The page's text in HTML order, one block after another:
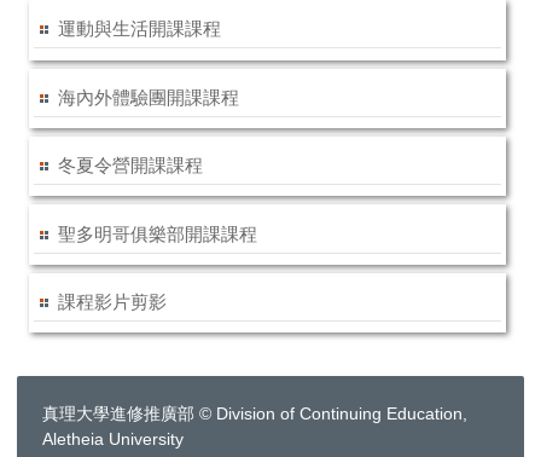
運動與生活開課課程
海內外體驗團開課課程
冬夏令營開課課程
聖多明哥俱樂部開課課程
課程影片剪影
真理大學進修推廣部 © Division of Continuing Education,
Aletheia University